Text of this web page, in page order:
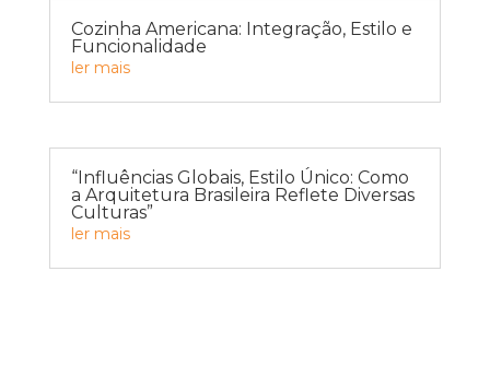
Cozinha Americana: Integração, Estilo e
Funcionalidade
ler mais
“Influências Globais, Estilo Único: Como
a Arquitetura Brasileira Reflete Diversas
Culturas”
ler mais